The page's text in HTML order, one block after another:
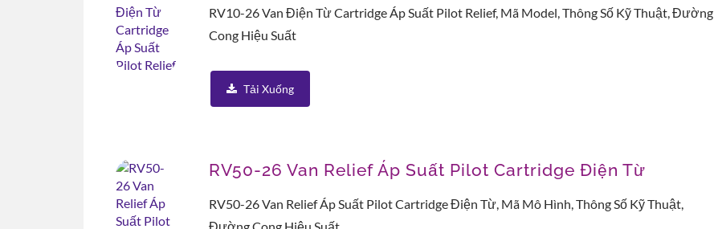
RV10-26 Van Điện Từ Cartridge Áp Suất Pilot Relief, Mã Model, Thông Số Kỹ Thuật, Đường
Cong Hiệu Suất
Tải Xuống
RV50-26 Van Relief Áp Suất Pilot Cartridge Điện Từ
RV50-26 Van Relief Áp Suất Pilot Cartridge Điện Từ, Mã Mô Hình, Thông Số Kỹ Thuật,